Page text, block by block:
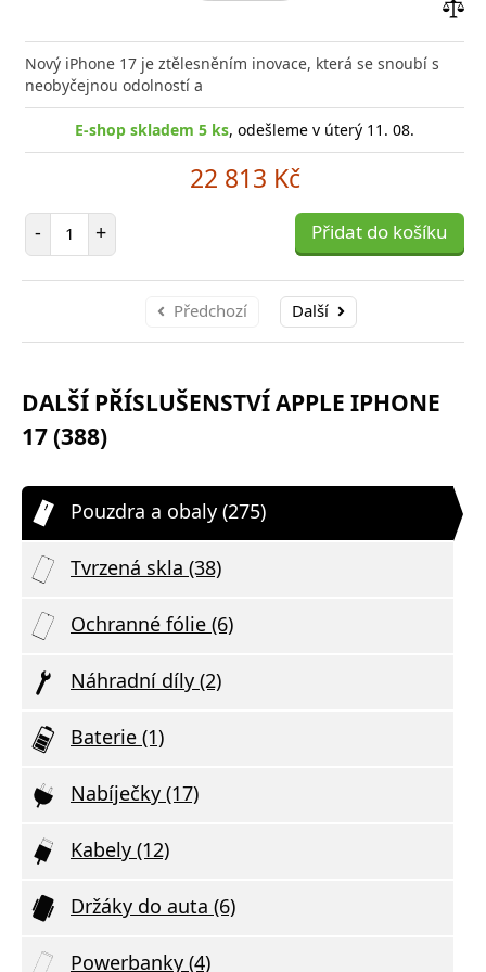
Nový iPhone 17 je ztělesněním inovace, která se snoubí s
neobyčejnou odolností a
E-shop skladem 5 ks, odešleme v úterý 11. 08.
22 813 Kč
- Počet položek
+ Přidat do košíku
Předchozí Další
DALŠÍ PŘÍSLUŠENSTVÍ APPLE IPHONE
17 (388)
Pouzdra a obaly (275)
Tvrzená skla (38)
Ochranné fólie (6)
Náhradní díly (2)
Baterie (1)
Nabíječky (17)
Kabely (12)
Držáky do auta (6)
Powerbanky (4)